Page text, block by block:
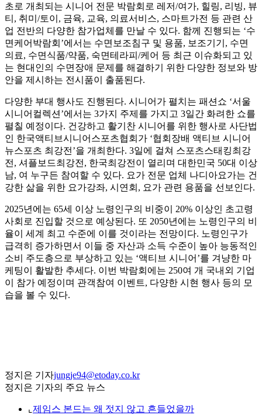
초로 개최되는 시니어 전문 박람회로 레저/여가, 힐링, 리빙, 뷰
티, 취미/토이, 금육, 교육, 의료서비스, 스마트가전 등 관련 산
업 전반의 다양한 참가업체를 만날 수 있다. 함께 진행되는 ‘수
면케어박람회’에서는 수면보조침구 및 용품, 보조기기, 수면
의료, 수면식품/약품, 숙면테라피/케어 등 최근 이슈화되고 있
는 현대인의 수면장애 문제를 해결하기 위한 다양한 정보와 방
안을 제시하는 전시품이 출품된다.
다양한 부대 행사도 진행된다. 시니어가 펼치는 패션쇼 ‘서울
시니어컬렉션’에서는 3가지 주제를 가지고 3일간 화려한 쇼를
펼칠 예정이다. 건강하고 활기찬 시니어를 위한 행사로 사단법
인 한국액티브시니어스포츠협회가 ‘협회장배 액티브 시니어
뉴스포츠 최강전’을 개최한다. 3일에 걸쳐 스포츠스태킹최강
전, 셔플보드최강전, 한국최강전이 열리며 대한민국 50대 이상
남, 여 누구든 참여할 수 있다. 요가 전문 업체 나디아요가는 건
강한 삶을 위한 요가강좌, 시연회, 요가 관련 용품을 선보인다.
2025년에는 65세 이상 노령인구의 비중이 20% 이상인 초고령
사회로 진입할 것으로 예상된다. 또 2050년에는 노령인구의 비
율이 세계 최고 수준에 이를 것이라는 전망이다. 노령인구가
급격히 증가하면서 이들 중 자산과 소득 수준이 높아 능동적인
소비 주도층으로 부상하고 있는 ‘액티브 시니어’를 겨냥한 마
케팅이 활발한 추세다. 이번 박람회에는 250여 개 국내외 기업
이 참가 예정이며 관객참여 이벤트, 다양한 시현 행사 등의 모
습을 볼 수 있다.
정지은 기자jungje94@etoday.co.kr
정지은 기자의 주요 뉴스
⌞ 제임스 본드는 왜 젓지 않고 흔들었을까